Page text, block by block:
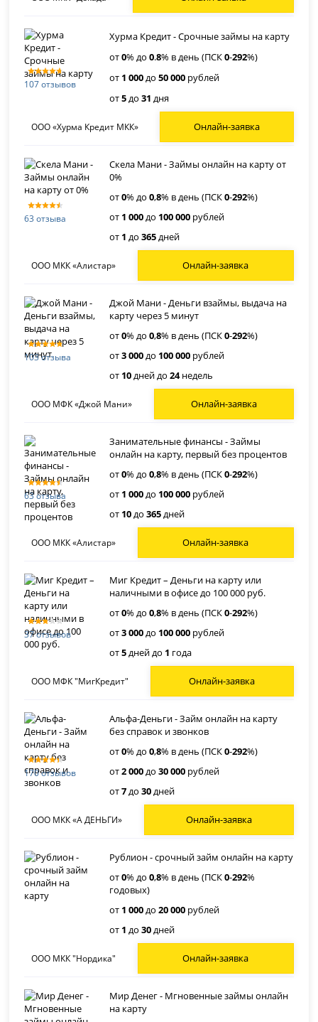
107 отзывов
Хурма Кредит - Срочные займы на карту
от0% до0.8% в день (ПСК0-292%)
от 1 000до50 000 рублей
от5до31 дня
ООО «Хурма Кредит МКК» Онлайн-заявка
63 отзыва
Скела Мани - Займы онлайн на карту от
0%
от0% до0,8% в день (ПСК0-292%)
от 1 000до 100 000 рублей
от 1 до365дней
ООО МКК «Алистар» Онлайн-заявка
103 отзыва
Джой Мани - Деньги взаймы, выдача на
карту через 5 минут
от0% до0,8% в день (ПСК0-292%)
от3 000до 100 000 рублей
от 10дней до24недель
ООО МФК «Джой Мани» Онлайн-заявка
63 отзыва
Занимательные финансы - Займы
онлайн на карту, первый без процентов
от0% до0,8% в день (ПСК0-292%)
от 1 000до 100 000 рублей
от 10до365дней
ООО МКК «Алистар» Онлайн-заявка
37 отзывов
Миг Кредит – Деньги на карту или
наличными в офисе до 100 000 руб.
от0% до0,8% в день (ПСК0-292%)
от3 000до 100 000 рублей
от5дней до 1 года
ООО МФК "МигКредит" Онлайн-заявка
170 отзывов
Альфа-Деньги - Займ онлайн на карту
без справок и звонков
от0% до0,8% в день (ПСК0-292%)
от2 000до30 000 рублей
от7до30дней
ООО МКК «А ДЕНЬГИ» Онлайн-заявка
Рублион - срочный займ онлайн на карту
от0% до0,8% в день (ПСК0-292%
годовых)
от 1 000до20 000 рублей
от 1 до30дней
ООО МКК "Нордика" Онлайн-заявка
Мир Денег - Мгновенные займы онлайн
на карту